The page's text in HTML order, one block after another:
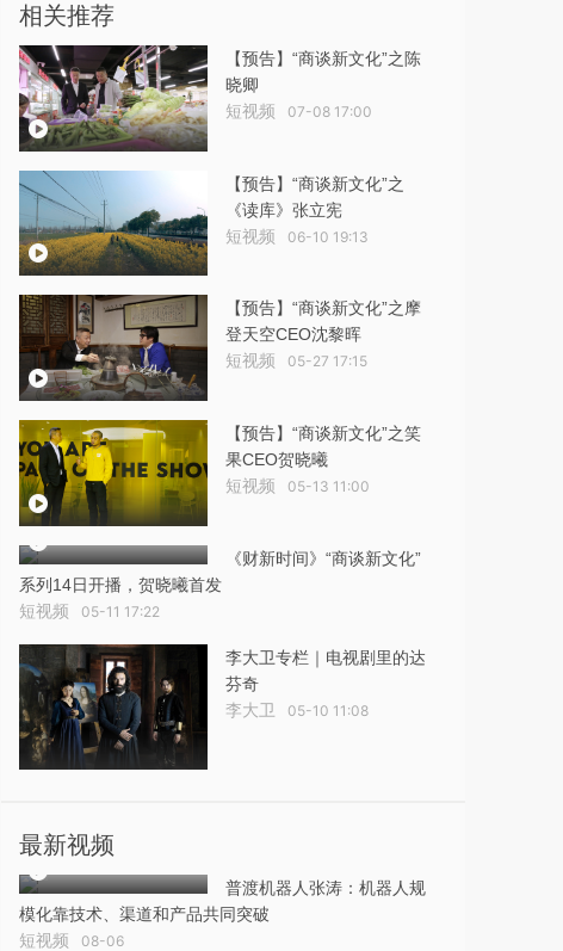
相关推荐
【预告】“商谈新文化”之陈
晓卿
短视频 07-08 17:00
【预告】“商谈新文化”之
《读库》张立宪
短视频 06-10 19:13
【预告】“商谈新文化”之摩
登天空CEO沈黎晖
短视频 05-27 17:15
【预告】“商谈新文化”之笑
果CEO贺晓曦
短视频 05-13 11:00
《财新时间》“商谈新文化”
系列14日开播，贺晓曦首发
短视频 05-11 17:22
李大卫专栏｜电视剧里的达
芬奇
李大卫 05-10 11:08
最新视频
普渡机器人张涛：机器人规
模化靠技术、渠道和产品共同突破
短视频 08-06